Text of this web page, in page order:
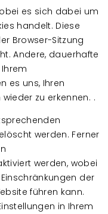
es sich dabei um
handelt. Diese
Browser-Sitzung
Andere, dauerhafte
es uns, Ihren
zu erkennen. .
werden. Ferner
werden, wobei
der
führen kann.
in Ihrem